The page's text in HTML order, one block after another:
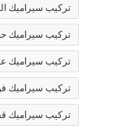
تركيب سيراميك
تركيب سيراميك
تركيب سيراميك
تركيب سيراميك
تركيب سيراميك